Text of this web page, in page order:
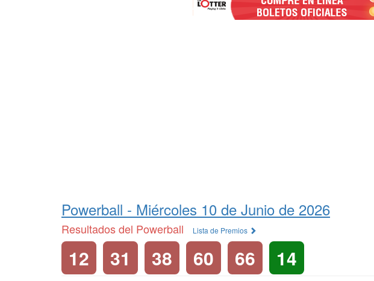
Powerball - Miércoles 10 de Junio de 2026
Resultados del Powerball Lista de Premios
12 31 38 60 66 14